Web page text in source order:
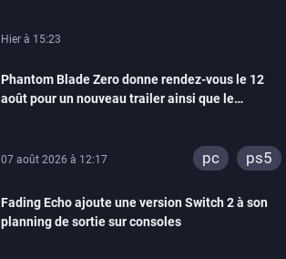
Hier à 15:23
Phantom Blade Zero donne rendez-vous le 12
août pour un nouveau trailer ainsi que le
07 août 2026 à 12:17 pc ps5
Fading Echo ajoute une version Switch 2 à son
planning de sortie sur consoles